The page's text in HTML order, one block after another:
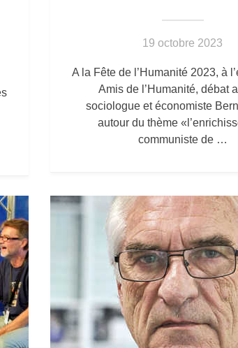
19 octobre 2023
A la Fête de l’Humanité 2023, à
Amis de l’Humanité, débat
sociologue et économiste
autour du thème
communiste de …